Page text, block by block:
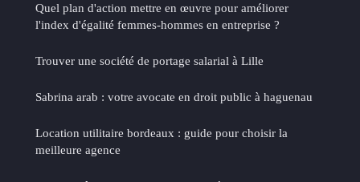
Quel plan d'action mettre en œuvre pour améliorer
l'index d'égalité femmes-hommes en entreprise ?
Trouver une société de portage salarial à Lille
Sabrina arab : votre avocate en droit public à haguenau
Location utilitaire bordeaux : guide pour choisir la
meilleure agence